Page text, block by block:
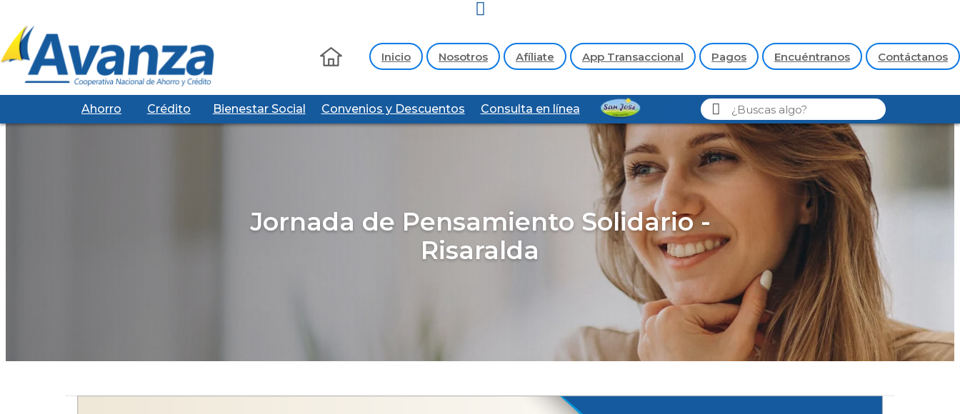
Inicio Nosotros Afíliate App Transaccional Pagos Encuéntranos Contáctanos
Ahorro Crédito Bienestar Social Convenios y Descuentos Consulta en línea
Jornada de Pensamiento Solidario -
Risaralda